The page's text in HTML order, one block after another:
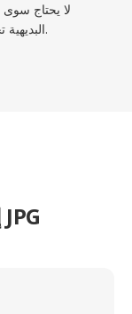
البديهية تجعل تحويل الصيغ في متناول الجميع.
كيفية تحويل ICO إلى JPG